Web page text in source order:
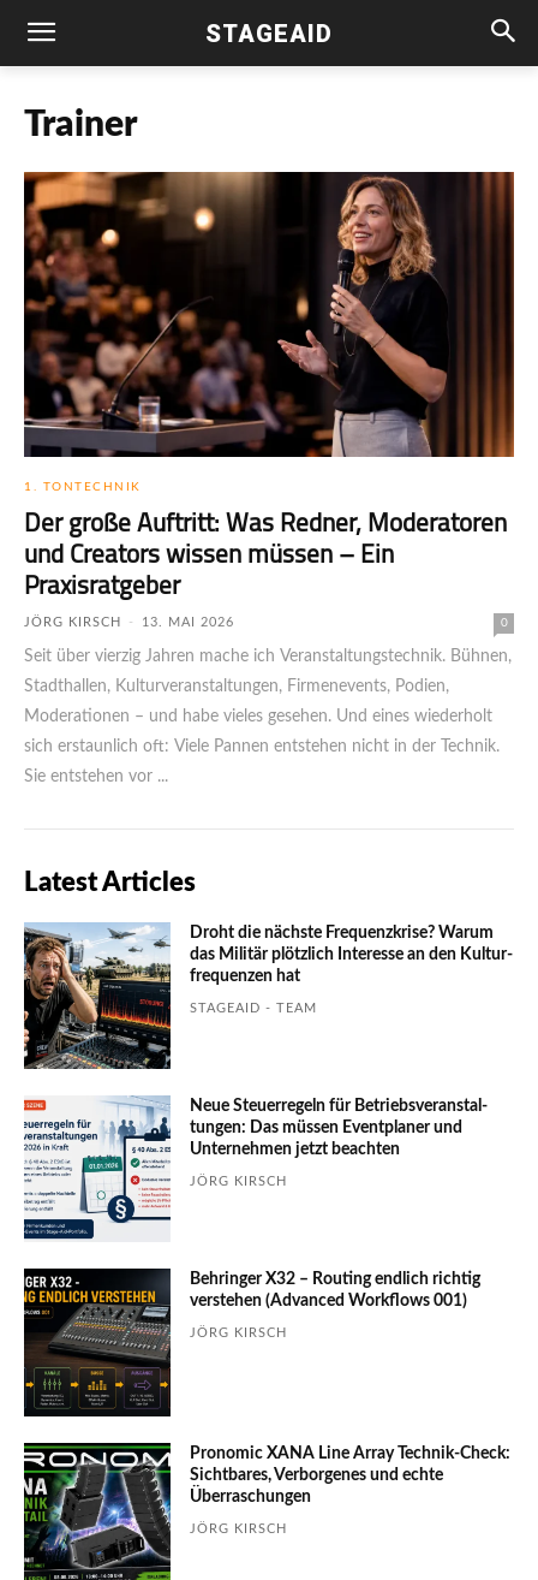
STAGEAID
Trainer
1. TONTECHNIK
Der große Auftritt: Was Red­ner, Mode­ra­to­ren
und Crea­tors wis­sen müs­sen – Ein
Praxisratgeber
JÖRG KIRSCH - 13. MAI 2026 0
Seit über vierzig Jahren mache ich Veranstaltungstechnik. Bühnen,
Stadthallen, Kulturveranstaltungen, Firmenevents, Podien,
Moderationen – und habe vieles gesehen. Und eines wiederholt
sich erstaunlich oft: Viele Pannen entstehen nicht in der Technik.
Sie entstehen vor ...
Latest Articles
Droht die nächste Frequenzkrise? Warum
das Mili­tär plötzlich Inte­resse an den Kultur­
fre­quen­zen hat
STAGEAID - TEAM
Neue Steuerregeln für Betriebs­ver­an­stal­
tungen: Das müssen Event­planer und
Unter­nehmen jetzt beachten
JÖRG KIRSCH
Behringer X32 – Routing endlich richtig
verstehen (Advanced Workflows 001)
JÖRG KIRSCH
Pronomic XANA Line Array Technik-Check:
Sichtbares, Verborgenes und echte
Überraschungen
JÖRG KIRSCH